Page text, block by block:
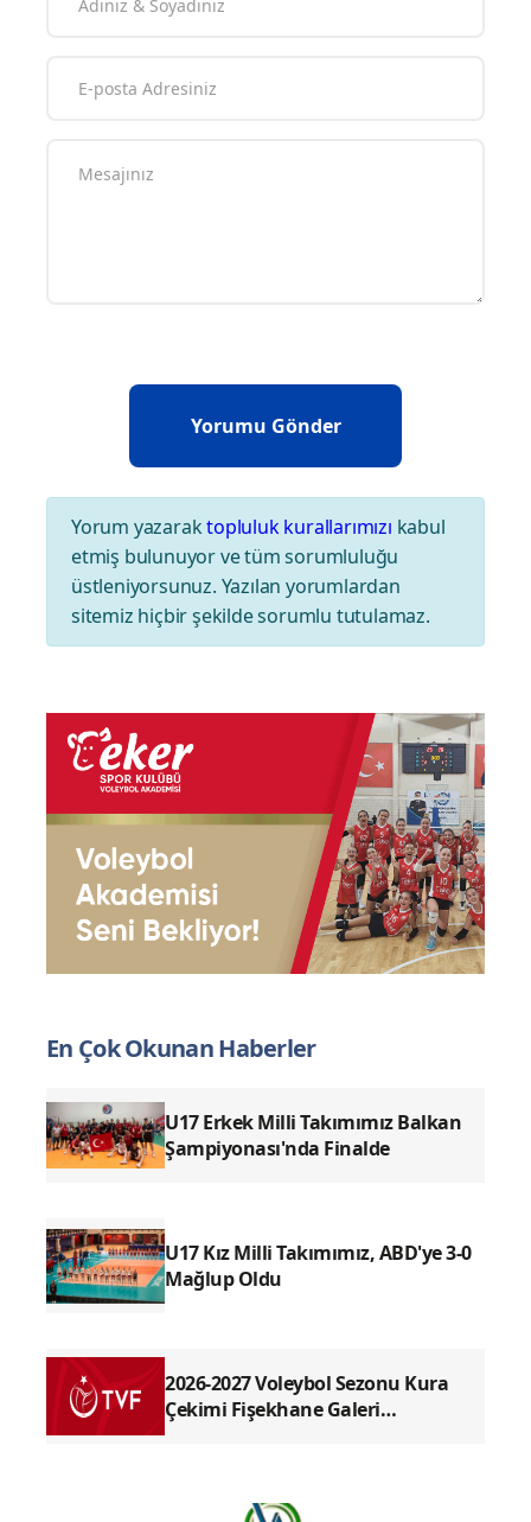
Yorum yazaraktopluluk kurallarımızı kabul
etmiş bulunuyor ve tüm sorumluluğu
üstleniyorsunuz. Yazılan yorumlardan
sitemiz hiçbir şekilde sorumlu tutulamaz.
En Çok Okunan Haberler
U17 Erkek Milli Takımımız Balkan
Şampiyonası'nda Finalde
U17 Kız Milli Takımımız, ABD'ye 3-0
Mağlup Oldu
2026-2027 Voleybol Sezonu Kura
Çekimi Fişekhane Galeri